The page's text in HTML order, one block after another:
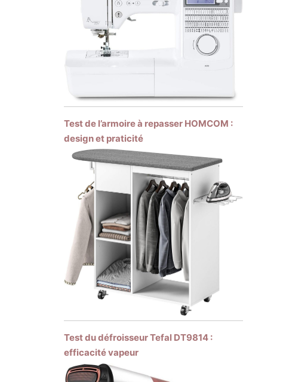
Test de l’armoire à repasser HOMCOM :
design et praticité
Test du défroisseur Tefal DT9814 :
efficacité vapeur